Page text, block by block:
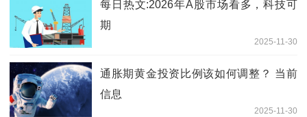
每日热文:2026年A股市场看多，科技可
期
2025-11-30
通胀期黄金投资比例该如何调整？ 当前
信息
2025-11-30